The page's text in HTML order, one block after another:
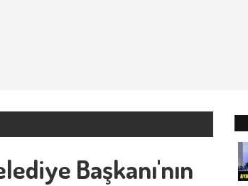
Başkanı'nın